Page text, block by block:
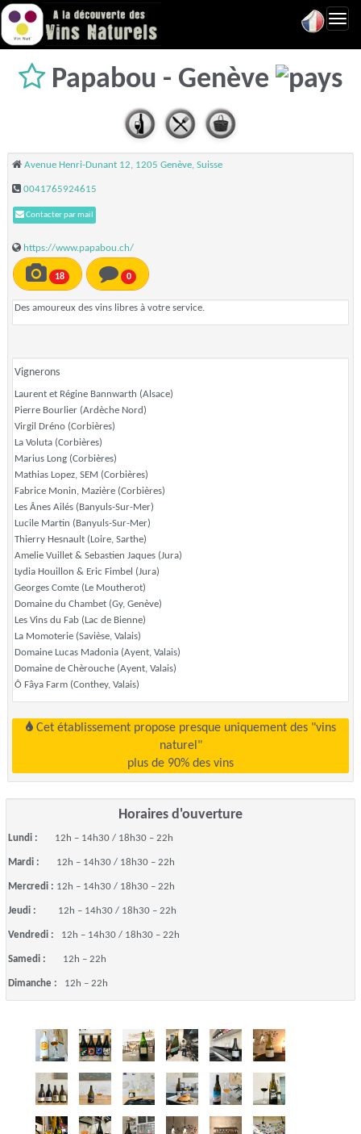
Papabou - Genève
Avenue Henri-Dunant 12, 1205 Genève, Suisse
0041765924615
Contacter par mail
https://www.papabou.ch/
18 0
Des amoureux des vins libres à votre service.
Vignerons
Laurent et Régine Bannwarth (Alsace)
Pierre Bourlier (Ardèche Nord)
Virgil Dréno (Corbières)
La Voluta (Corbières)
Marius Long (Corbières)
Mathias Lopez, SEM (Corbières)
Fabrice Monin, Mazière (Corbières)
Les Ânes Ailés (Banyuls-Sur-Mer)
Lucile Martin (Banyuls-Sur-Mer)
Thierry Hesnault (Loire, Sarthe)
Amelie Vuillet & Sebastien Jaques (Jura)
Lydia Houillon & Eric Fimbel (Jura)
Georges Comte (Le Moutherot)
Domaine du Chambet (Gy, Genève)
Les Vins du Fab (Lac de Bienne)
La Momoterie (Savièse, Valais)
Domaine Lucas Madonia (Ayent, Valais)
Domaine de Chèrouche (Ayent, Valais)
Ô Fâya Farm (Conthey, Valais)
Cet établissement propose presque uniquement des "vins
naturel"
plus de 90% des vins
Horaires d'ouverture
Lundi : 12h – 14h30 / 18h30 – 22h
Mardi : 12h – 14h30 / 18h30 – 22h
Mercredi : 12h – 14h30 / 18h30 – 22h
Jeudi : 12h – 14h30 / 18h30 – 22h
Vendredi : 12h – 14h30 / 18h30 – 22h
Samedi : 12h – 22h
Dimanche : 12h – 22h